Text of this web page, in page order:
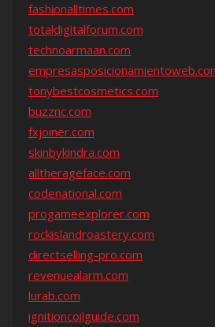
fashionalltimes.com
totaldigitalforum.com
technoarmaan.com
tonybestcosmetics.com
buzznc.com
fxjoiner.com
skinbykindra.com
alltherageface.com
codenational.com
progameexplorer.com
rockislandroastery.com
directselling-pro.com
revenuealarm.com
lurab.com
ignitioncoilguide.com